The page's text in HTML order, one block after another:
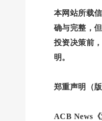
本网站所载
确与完整，
投资决策前
明。
郑重声明（
ACB News